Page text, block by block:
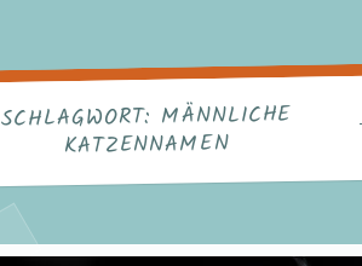
SCHLAGWORT: MÄNNLICHE
KATZENNAMEN